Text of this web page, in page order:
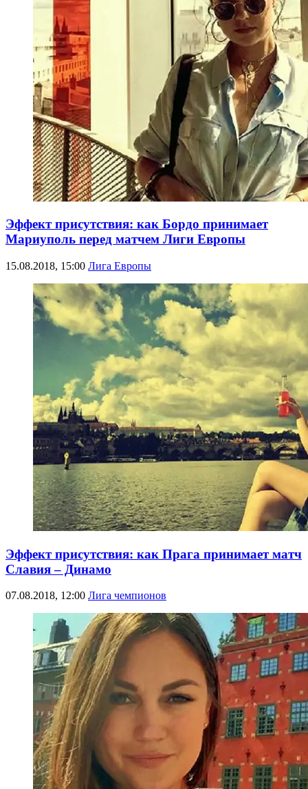
Эффект присутствия: как Бордо принимает
Мариуполь перед матчем Лиги Европы
15.08.2018, 15:00 Лига Европы
Эффект присутствия: как Прага принимает матч
Славия – Динамо
07.08.2018, 12:00 Лига чемпионов